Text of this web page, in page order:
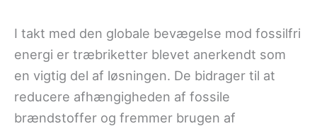
I takt med den globale bevægelse mod fossilfri
energi er træbriketter blevet anerkendt som
en vigtig del af løsningen. De bidrager til at
reducere afhængigheden af fossile
brændstoffer og fremmer brugen af